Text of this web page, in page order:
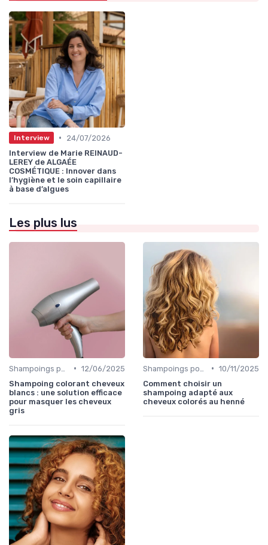
Interview •
24/07/2026
Interview de Marie REINAUD-
LEREY de ALGAÉE
COSMÉTIQUE : Innover dans
l’hygiène et le soin capillaire
à base d’algues
Les plus lus
• 12/06/2025
Shampoing colorant cheveux
blancs : une solution efficace
pour masquer les cheveux
gris
• 10/11/2025
Comment choisir un
shampoing adapté aux
cheveux colorés au henné